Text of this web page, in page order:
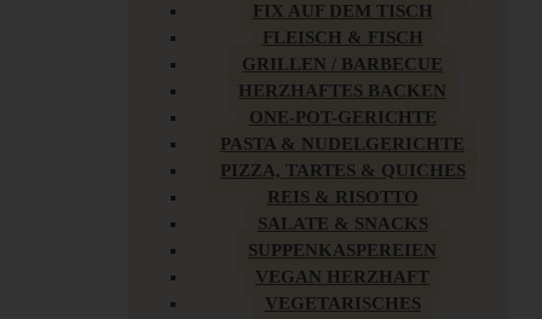
FIX AUF DEM TISCH
FLEISCH & FISCH
GRILLEN / BARBECUE
HERZHAFTES BACKEN
ONE-POT-GERICHTE
PASTA & NUDELGERICHTE
PIZZA, TARTES & QUICHES
REIS & RISOTTO
SALATE & SNACKS
SUPPENKASPEREIEN
VEGAN HERZHAFT
VEGETARISCHES